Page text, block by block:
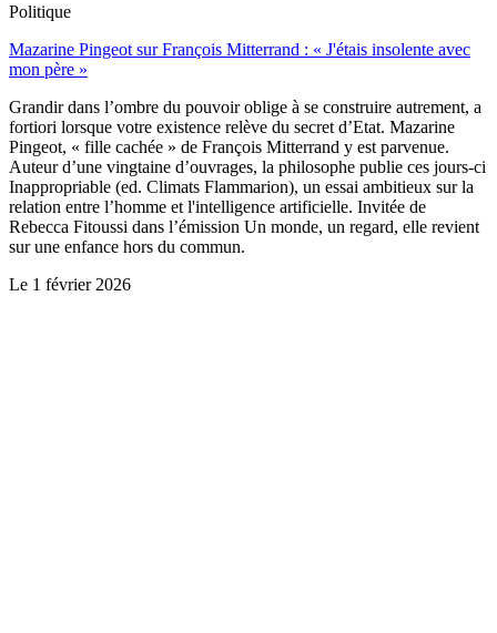
Politique
Mazarine Pingeot sur François Mitterrand : « J'étais insolente avec
mon père »
Grandir dans l’ombre du pouvoir oblige à se construire autrement, a
fortiori lorsque votre existence relève du secret d’Etat. Mazarine
Pingeot, « fille cachée » de François Mitterrand y est parvenue.
Auteur d’une vingtaine d’ouvrages, la philosophe publie ces jours-ci
Inappropriable (ed. Climats Flammarion), un essai ambitieux sur la
relation entre l’homme et l'intelligence artificielle. Invitée de
Rebecca Fitoussi dans l’émission Un monde, un regard, elle revient
sur une enfance hors du commun.
Le 1 février 2026